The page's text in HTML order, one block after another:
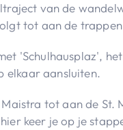
van de
tot aan de
'Schulhausplaz',
elkaar aansluiten.
tot aan de St.
keer je op je